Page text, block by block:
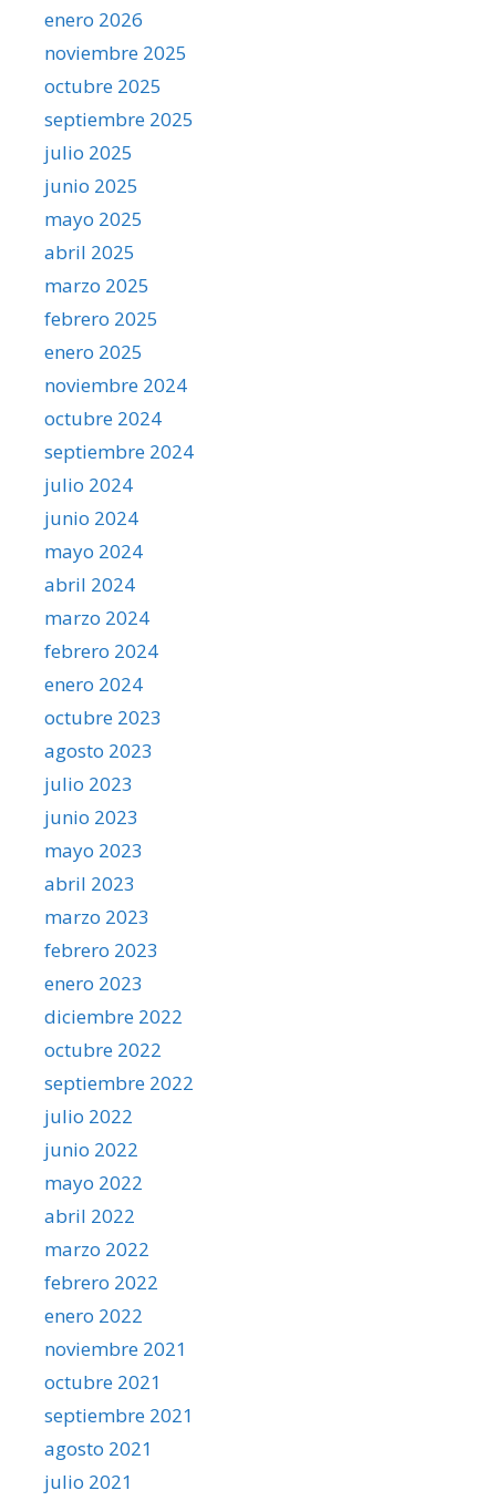
enero 2026
noviembre 2025
octubre 2025
septiembre 2025
julio 2025
junio 2025
mayo 2025
abril 2025
marzo 2025
febrero 2025
enero 2025
noviembre 2024
octubre 2024
septiembre 2024
julio 2024
junio 2024
mayo 2024
abril 2024
marzo 2024
febrero 2024
enero 2024
octubre 2023
agosto 2023
julio 2023
junio 2023
mayo 2023
abril 2023
marzo 2023
febrero 2023
enero 2023
diciembre 2022
octubre 2022
septiembre 2022
julio 2022
junio 2022
mayo 2022
abril 2022
marzo 2022
febrero 2022
enero 2022
noviembre 2021
octubre 2021
septiembre 2021
agosto 2021
julio 2021